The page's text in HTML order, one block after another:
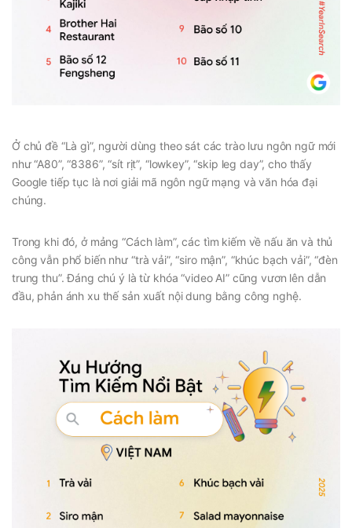
Ở chủ đề “Là gì”, người dùng theo sát các trào lưu ngôn ngữ mới
như “A80”, “8386”, “sít rịt”, “lowkey”, “skip leg day”, cho thấy
Google tiếp tục là nơi giải mã ngôn ngữ mạng và văn hóa đại
chúng.
Trong khi đó, ở mảng “Cách làm”, các tìm kiếm về nấu ăn và thủ
công vẫn phổ biến như “trà vải”, “siro mận”, “khúc bạch vải”, “đèn
trung thu”. Đáng chú ý là từ khóa “video AI” cũng vươn lên dẫn
đầu, phản ánh xu thế sản xuất nội dung bằng công nghệ.